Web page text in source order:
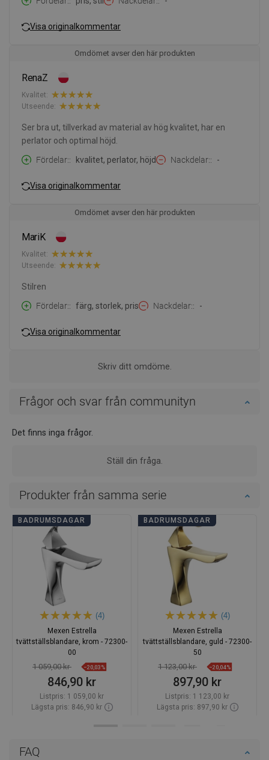
FAQ
Visa originalkommentar
Omdömet avser den här produkten
RenaZ
Kvalitet:
Utseende:
Ser bra ut, tillverkad av material av hög kvalitet, har en
perlator och optimal höjd.
Fördelar:
kvalitet, perlator, höjd Nackdelar: -
Visa originalkommentar
Omdömet avser den här produkten
MariK
Kvalitet:
Utseende:
Stilren
Fördelar:
färg, storlek, pris Nackdelar: -
Visa originalkommentar
Skriv ditt omdöme.
Frågor och svar från communityn
Det finns inga frågor.
Ställ din fråga.
Produkter från samma serie
BADRUMSDAGAR
(4)
Mexen Estrella
tvättställsblandare, krom - 72300-
00
1 059,00 kr −20,03%
846,90 kr
Listpris: 1 059,00 kr
Lägsta pris: 846,90 kr
BADRUMSDAGAR
(4)
Mexen Estrella
tvättställsblandare, guld - 72300-
50
1 123,00 kr −20,04%
897,90 kr
Listpris: 1 123,00 kr
Lägsta pris: 897,90 kr